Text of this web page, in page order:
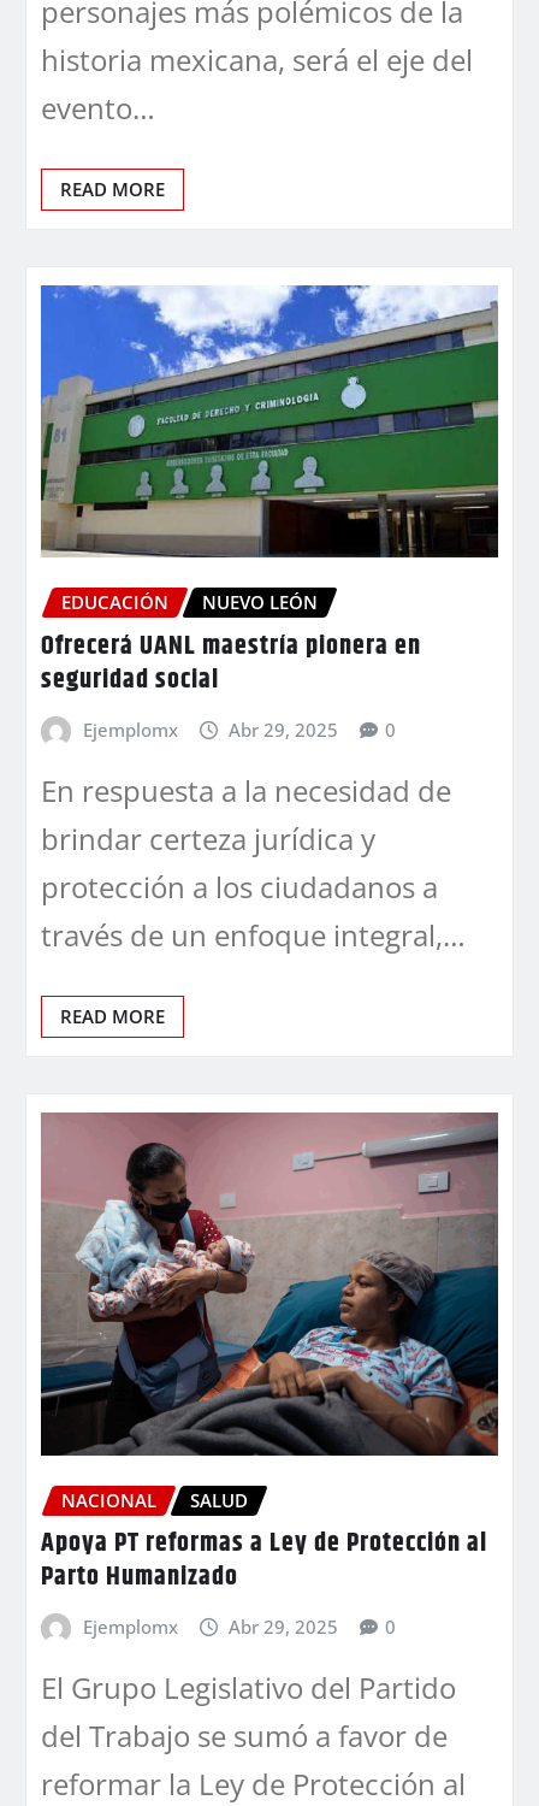
personajes más polémicos de la
historia mexicana, será el eje del
evento…
READ MORE
EDUCACIÓN NUEVO LEÓN
Ofrecerá UANL maestría pionera en
seguridad social
Ejemplomx Abr 29, 2025 0
En respuesta a la necesidad de
brindar certeza jurídica y
protección a los ciudadanos a
través de un enfoque integral,…
READ MORE
NACIONAL SALUD
Apoya PT reformas a Ley de Protección al
Parto Humanizado
Ejemplomx Abr 29, 2025 0
El Grupo Legislativo del Partido
del Trabajo se sumó a favor de
reformar la Ley de Protección al